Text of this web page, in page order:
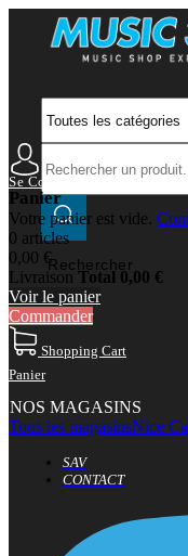
Rechercher
Se Connecter Mon Compte
Panier
Votre panier est vide.
0 articles
0,00 €
Livraison Total 0,00 €
Voir le panier
Commander
Shopping Cart
Panier
NOS MAGASINS
Tous les magasinsNice
SAV
CONTACT